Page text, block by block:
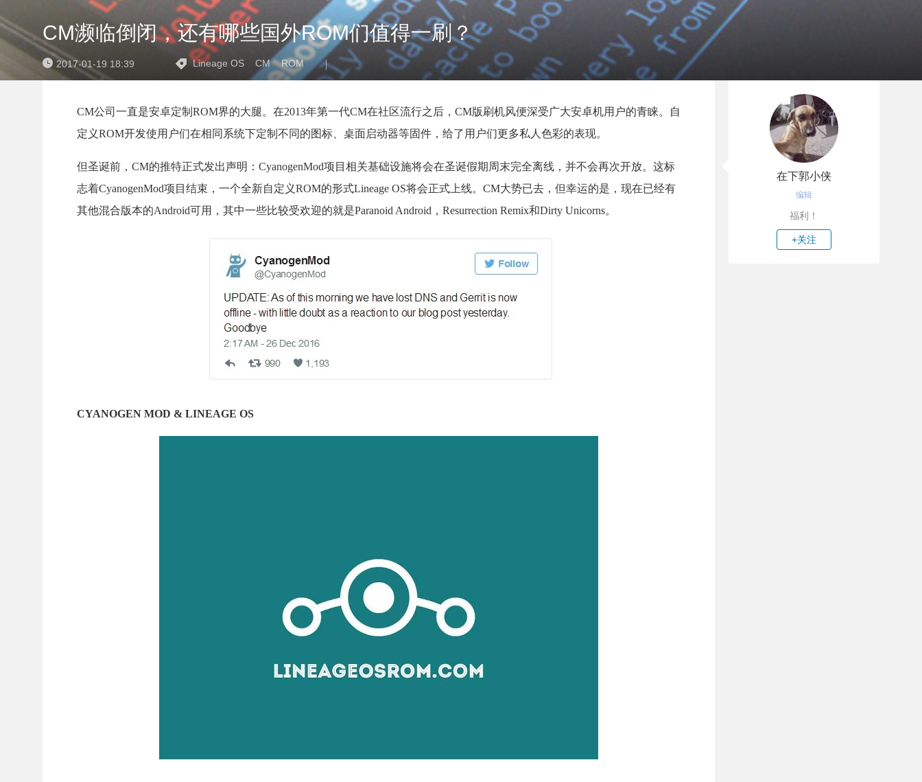
CM濒临倒闭，还有哪些国外ROM们值得一刷？
2017-01-19 18:39 Lineage OS CM ROM
CM公司一直是安卓定制ROM界的大腿。在2013年第一代CM在社区流行之后，CM版刷机风便深受广大安卓机用户的青睐。自
定义ROM开发使用户们在相同系统下定制不同的图标、桌面启动器等固件，给了用户们更多私人色彩的表现。
但圣诞前，CM的推特正式发出声明：CyanogenMod项目相关基础设施将会在圣诞假期周末完全离线，并不会再次开放。这标
志着CyanogenMod项目结束，一个全新自定义ROM的形式Lineage OS将会正式上线。CM大势已去，但幸运的是，现在已经有
其他混合版本的Android可用，其中一些比较受欢迎的就是Paranoid Android，Resurrection Remix和Dirty Unicorns。
CYANOGEN MOD & LINEAGE OS
在下郭小侠
编辑
福利！
+关注